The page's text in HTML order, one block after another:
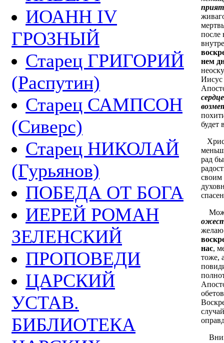
ИОАНН IV
ГРОЗНЫЙ
Старец ГРИГОРИЙ
(Распутин)
Старец САМПСОН
(Сиверс)
Старец НИКОЛАЙ
(Гурьянов)
ПОБЕДА ОТ БОГА
ИЕРЕЙ РОМАН
ЗЕЛЕНСКИЙ
ПРОПОВЕДИ
ЦАРСКИЙ
УСТАВ.
БИБЛИОТЕКА
прият
после
нем
Иисус
будет
рад
своим
нас,
тоже,